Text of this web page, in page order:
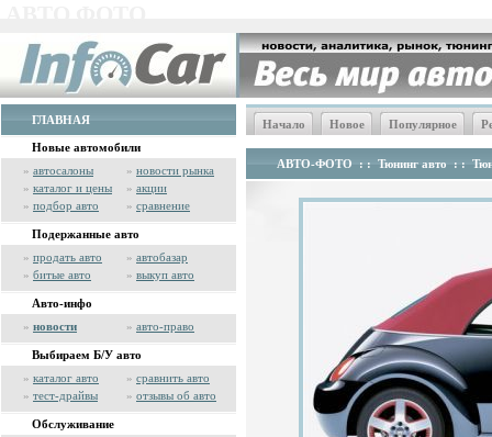
ГЛАВНАЯ
Новые автомобили
» автосалоны » новости рынка
» каталог и цены » акции
» подбор авто » сравнение
Подержанные авто
» продать авто » автобазар
» битые авто » выкуп авто
Авто-инфо
» новости » авто-право
Выбираем Б/У авто
» каталог авто » сравнить авто
» тест-драйвы » отзывы об авто
Обслуживание
Начало Новое Популярное
АВТО-ФОТО : : Тюнинг авто : :